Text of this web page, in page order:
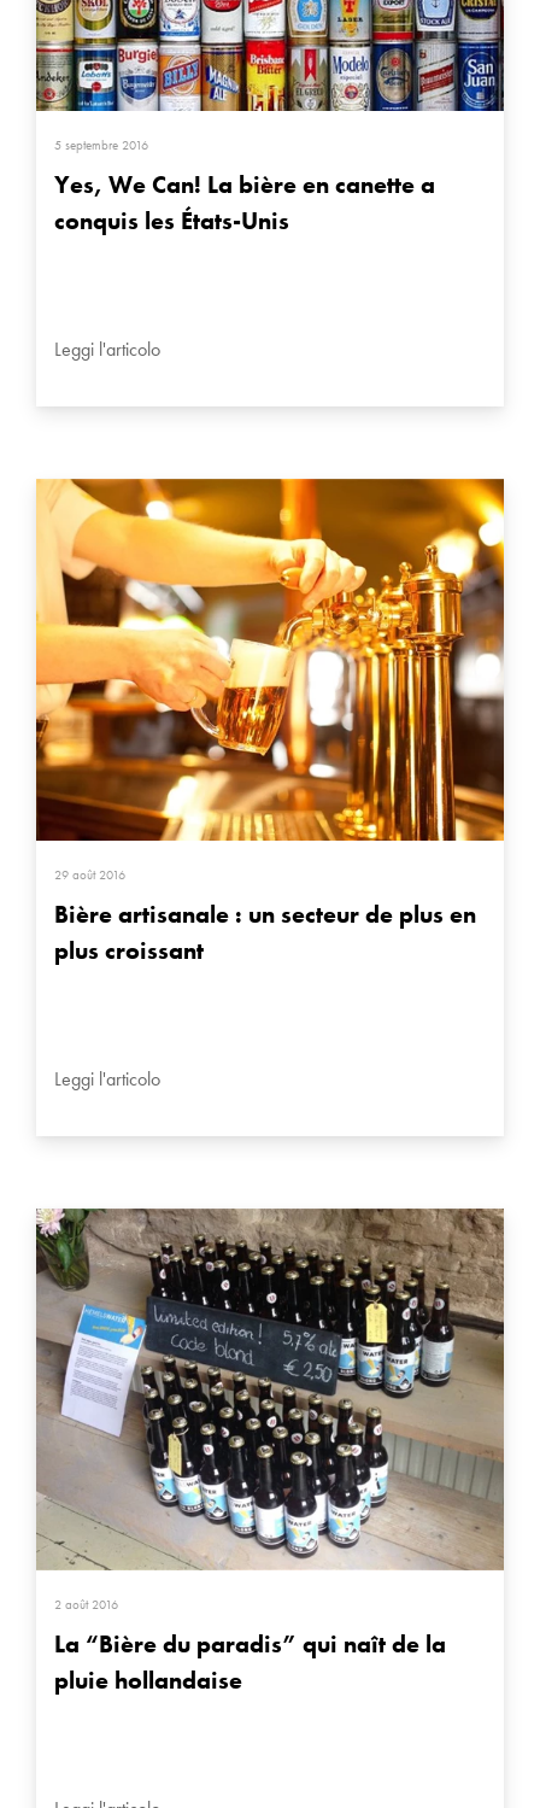
5 septembre 2016
Yes, We Can! La bière en canette a
conquis les États-Unis
Leggi l'articolo
29 août 2016
Bière artisanale : un secteur de plus en
plus croissant
Leggi l'articolo
2 août 2016
La “Bière du paradis” qui naît de la
pluie hollandaise